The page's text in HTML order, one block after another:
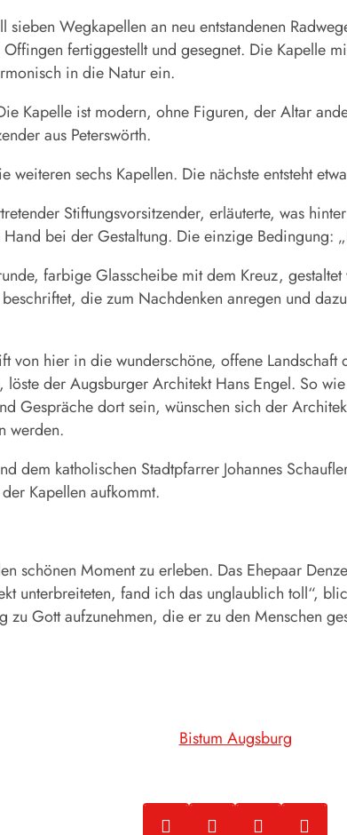
Wegkapellen an neu entstandenen
fertiggestellt und gesegnet. Die Kapelle
in die Natur ein.
Kapelle ist modern, ohne Figuren, der Altar
aus Peterswörth.
sechs Kapellen. Die nächste entsteht
Stiftungsvorsitzender, erläuterte, was
bei der Gestaltung. Die einzige Bedingung:
farbige Glasscheibe mit dem Kreuz,
die zum Nachdenken anregen und
von hier in die wunderschöne, offene
der Augsburger Architekt Hans Engel. So
Gespräche dort sein, wünschen sich der
werden.
dem katholischen Stadtpfarrer Johannes
Kapellen aufkommt.
schönen Moment zu erleben. Das Ehepaar
unterbreiteten, fand ich das unglaublich toll“,
Gott aufzunehmen, die er zu den Menschen
Bistum Augsburg